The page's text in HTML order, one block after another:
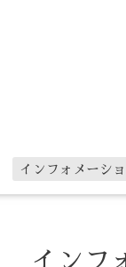
インフォメーシ
インフ